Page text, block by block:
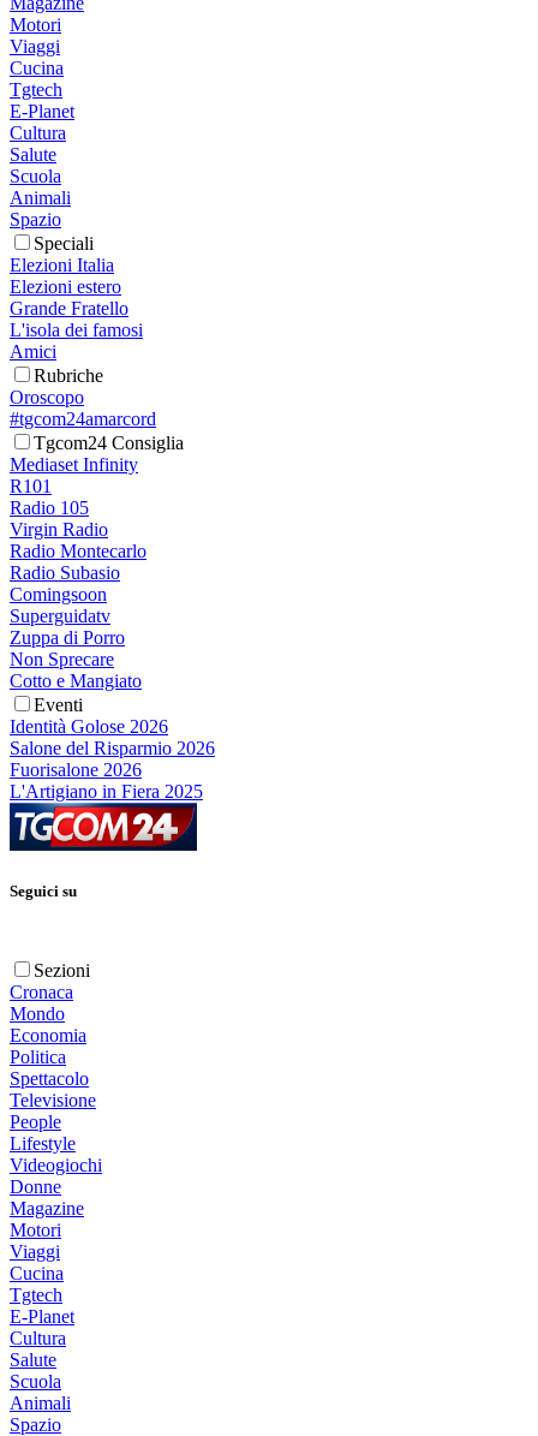
Motori
Viaggi
Cucina
Tgtech
E-Planet
Cultura
Salute
Scuola
Animali
Spazio
Speciali
Elezioni Italia
Elezioni estero
Grande Fratello
L'isola dei famosi
Amici
Rubriche
Oroscopo
#tgcom24amarcord
Tgcom24 Consiglia
Mediaset Infinity
R101
Radio 105
Virgin Radio
Radio Montecarlo
Radio Subasio
Comingsoon
Superguidatv
Zuppa di Porro
Non Sprecare
Cotto e Mangiato
Eventi
Identità Golose 2026
Salone del Risparmio 2026
Fuorisalone 2026
L'Artigiano in Fiera 2025
Seguici su
Sezioni
Cronaca
Mondo
Economia
Politica
Spettacolo
Televisione
People
Lifestyle
Videogiochi
Donne
Magazine
Motori
Viaggi
Cucina
Tgtech
E-Planet
Cultura
Salute
Scuola
Animali
Spazio